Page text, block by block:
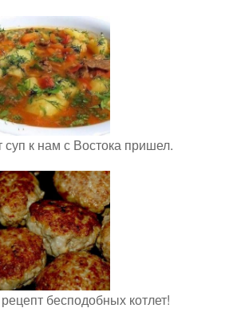
к нам с Востока пришел.
бесподобных котлет!